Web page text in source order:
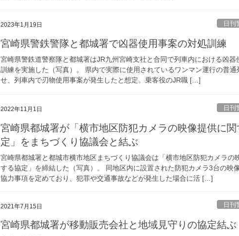
2023年1月19日 日刊
宮崎県警鉄警隊と都城署で凶器使用事案の対処訓練
宮崎県警鉄道警察隊と都城署はJR九州宮崎支社と合同で列車内における凶器
訓練を実施した（写真）。 県内で実際に使用されているワンマン運行の普通
せ、列車内で刃物使用事案が発生したと想定。乗客役のJR職 […]
2022年11月1日 日刊
宮崎県都城署が「横市地区防犯カメラの映像提供に関する協
定」をまちづくり協議会と結ぶ
宮崎県都城署と都城市横市地区まちづくり協議会は「横市地区防犯カメラの
する協定」を締結した（写真）。 同地区内に設置された防犯カメラ3台の映
協力事項を定めており、犯罪や交通事故などが発生した場合に活 […]
2021年7月15日 日刊
宮崎県都城署が移動販売会社と地域見守りの協定結ぶ